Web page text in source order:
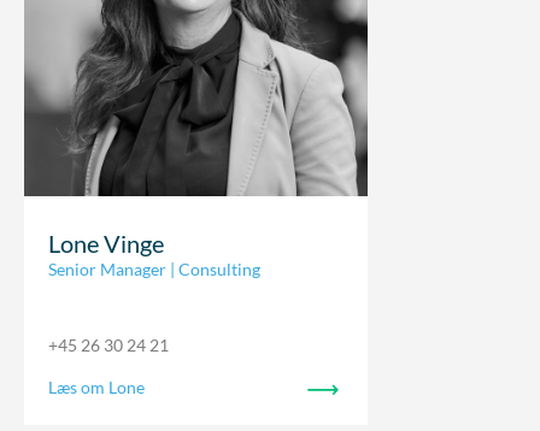
Lone Vinge
Senior Manager | Consulting
+45 26 30 24 21
Læs om Lone